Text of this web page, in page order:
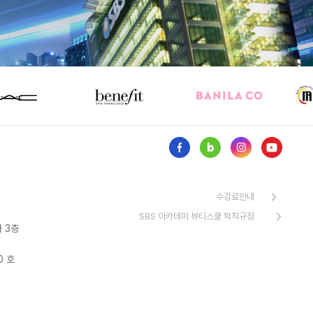
3층
호
수강료안내
SBS 아카데미 뷰티스쿨 학칙규정